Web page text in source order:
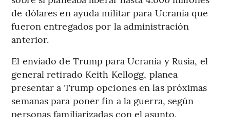
de dólares en ayuda militar para Ucrania que
fueron entregados por la administración
anterior.
El enviado de Trump para Ucrania y Rusia, el
general retirado Keith Kellogg, planea
presentar a Trump opciones en las próximas
semanas para poner fin a la guerra, según
personas familiarizadas con el asunto.